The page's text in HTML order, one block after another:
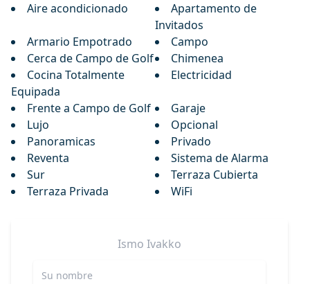
Aire acondicionado
Apartamento de
Invitados
Armario Empotrado
Campo
Cerca de Campo de Golf
Chimenea
Cocina Totalmente
Equipada
Electricidad
Frente a Campo de Golf
Garaje
Lujo
Opcional
Panoramicas
Privado
Reventa
Sistema de Alarma
Sur
Terraza Cubierta
Terraza Privada
WiFi
Ismo Ivakko